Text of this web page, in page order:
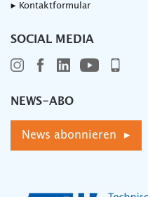
▸ Kontaktformular
SOCIAL MEDIA
NEWS-ABO
News abonnieren ▸